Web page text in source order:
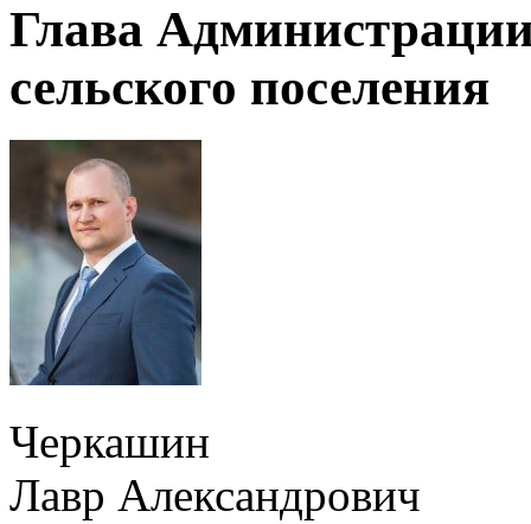
Глава
сельского поселения
Черкашин
Лавр Александрович